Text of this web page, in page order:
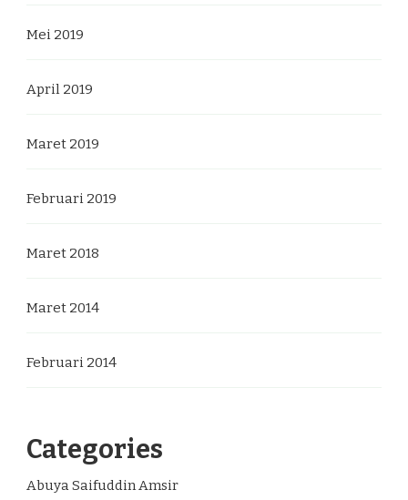
Mei 2019
April 2019
Maret 2019
Februari 2019
Maret 2018
Maret 2014
Februari 2014
Categories
Abuya Saifuddin Amsir